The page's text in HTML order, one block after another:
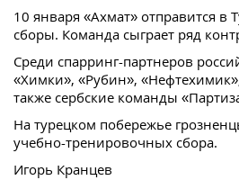
10 января «Ахмат» отправится
сборы. Команда сыграет ряд
Среди спарринг-партнеров
«Химки», «Рубин»,
также сербские команды
На турецком побережье
учебно-тренировочных сбора.
Игорь Кранцев